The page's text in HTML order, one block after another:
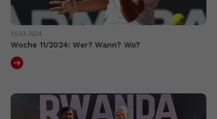
10.03.2024
Woche 11/2024: Wer? Wann? Wo?